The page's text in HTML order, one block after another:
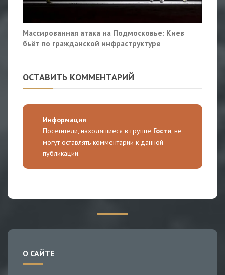
Массированная атака на Подмосковье: Киев
бьёт по гражданской инфраструктуре
ОСТАВИТЬ КОММЕНТАРИЙ
Информация
Посетители, находящиеся в группе Гости, не
могут оставлять комментарии к данной
публикации.
О САЙТЕ